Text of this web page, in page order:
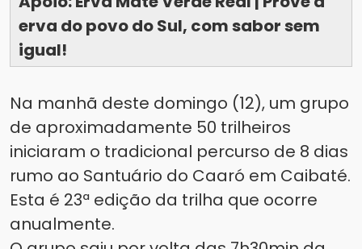
erva do povo do Sul, com sabor sem
igual!
Na manhã deste domingo (12), um grupo
de aproximadamente 50 trilheiros
iniciaram o tradicional percurso de 8 dias
rumo ao Santuário do Caaró em Caibaté.
Esta é 23ª edição da trilha que ocorre
anualmente.